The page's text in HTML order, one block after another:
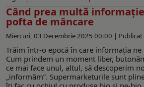
Când prea multă
pofta de mâncare
Miercuri, 03 Decembrie 2025 00:00 | Publicat
Trăim într-o epocă în care informația
Cum prindem un moment liber,
ce mai face unul, altul, să descoperim
„informăm”. Supermarketurile sunt